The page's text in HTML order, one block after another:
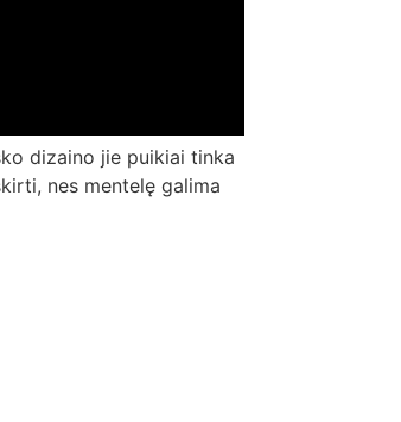
dizaino jie puikiai tinka
nes mentelę galima